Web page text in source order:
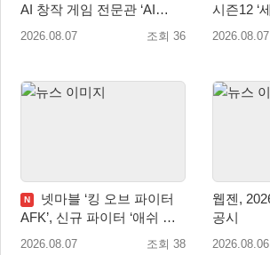
AI 창작 게임 전문관 ‘AI
Games’ 오픈
2026.08.07 조회 36
시즌12 ‘
리시즌 시
2026.08.07
N
넷마블 ‘킹 오브 파이터
AFK’, 신규 파이터 ‘애쉬 크
림존’ 업데이트
2026.08.07 조회 38
웹젠,
공시
2026.08.06